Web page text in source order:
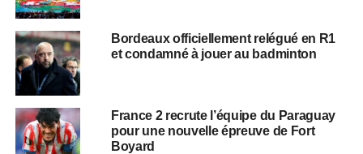
Bordeaux officiellement relégué en R1
et condamné à jouer au badminton
France 2 recrute l’équipe du Paraguay
pour une nouvelle épreuve de Fort
Boyard